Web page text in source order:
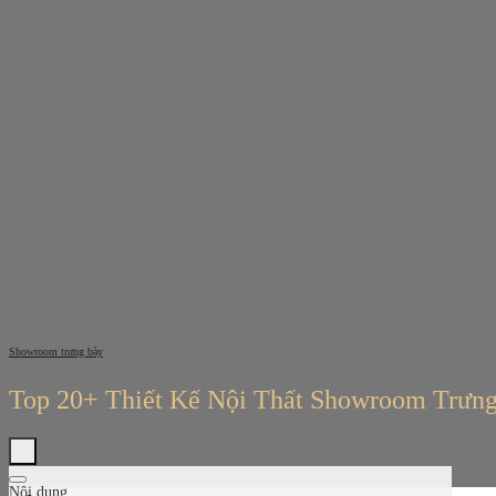
Showroom trưng bày
Top 20+ Thiết Kế Nội Thất Showroom
Nội dung